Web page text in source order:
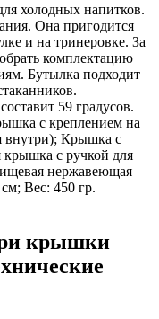
холодных напитков.
Она пригодится
и на тринеровке. За
комплектацию
Бутылка подходит
59 градусов.
с креплением на
внутри); Крышка с
с ручкой для
нержавеющая
Вес: 450 гр.
крышки